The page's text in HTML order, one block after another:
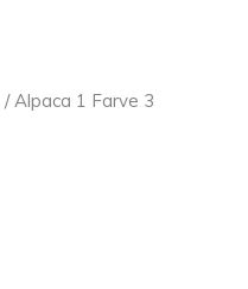
/ Alpaca 1 Farve 3